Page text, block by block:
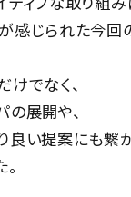
感じられた今回
でなく、
展開や、
良い提案にも繋